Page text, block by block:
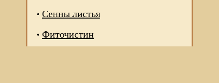
Сенны листья
Фиточистин